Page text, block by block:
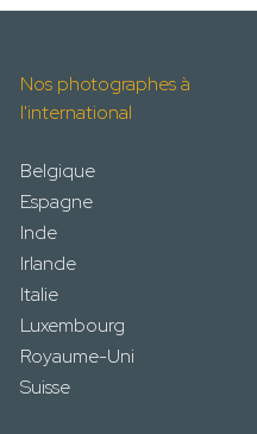
Nos photographes à
l'international
Belgique
Espagne
Inde
Irlande
Italie
Luxembourg
Royaume-Uni
Suisse